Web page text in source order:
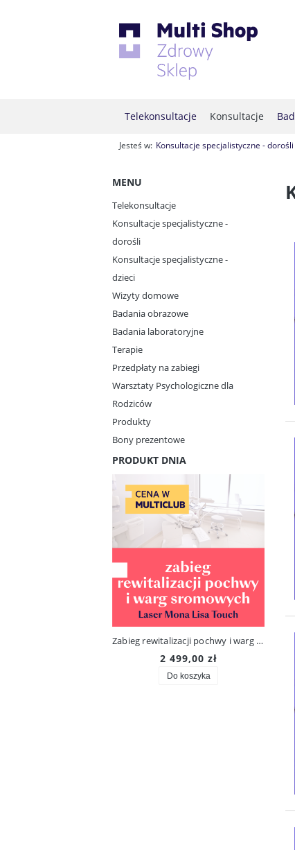
Telekonsultacje Konsultacje
Jesteś w: Konsultacje specjalistyczne - dorośli
MENU
Telekonsultacje
Konsultacje specjalistyczne -
dorośli
Konsultacje specjalistyczne -
dzieci
Wizyty domowe
Badania obrazowe
Badania laboratoryjne
Terapie
Przedpłaty na zabiegi
Warsztaty Psychologiczne dla
Rodziców
Produkty
Bony prezentowe
PRODUKT DNIA
Zabieg rewitalizacji pochwy i warg sromowych Laser Mona Lisa Touch